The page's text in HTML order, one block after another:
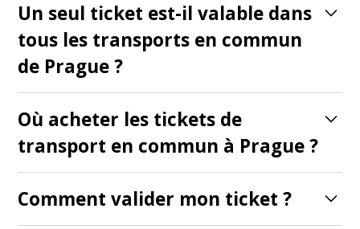
Un seul ticket est-il valable dans
tous les transports en commun
de Prague ?
tramways, les bus, le métro, le funiculaire
et même les bacs fluviaux à l'intérieur des
limites de la ville.
Où acheter les tickets de
transport en commun à Prague ?
automatiques, dans les kiosques à
Comment valider mon ticket ?